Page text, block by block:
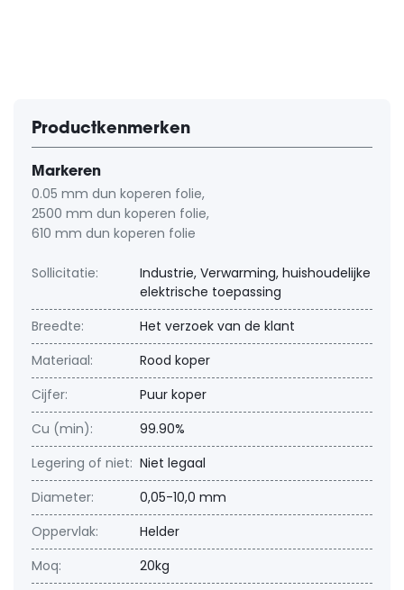
Productkenmerken
Markeren
0.05 mm dun koperen folie,
2500 mm dun koperen folie,
610 mm dun koperen folie
Sollicitatie:
Industrie, Verwarming, huishoudelijke
elektrische toepassing
Breedte:
Het verzoek van de klant
Materiaal:
Rood koper
Cijfer:
Puur koper
Cu (min):
99.90%
Legering of niet: Niet legaal
Diameter:
0,05-10,0 mm
Oppervlak:
Helder
Moq:
20kg